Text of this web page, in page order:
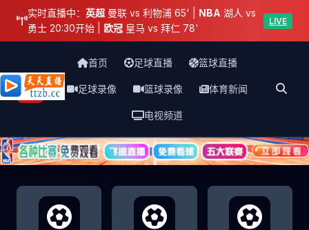
实时直播中： 英超 曼联 vs 利物浦 65' | NBA 湖人 vs
勇士 20:30开始 | 欧冠 皇马 vs 拜仁 78'
LIVE
天天直播网
首页 足球直播 篮球直播
足球录像 篮球录像 体育新闻
电视频道